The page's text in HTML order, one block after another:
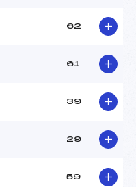
62
61
39
29
59